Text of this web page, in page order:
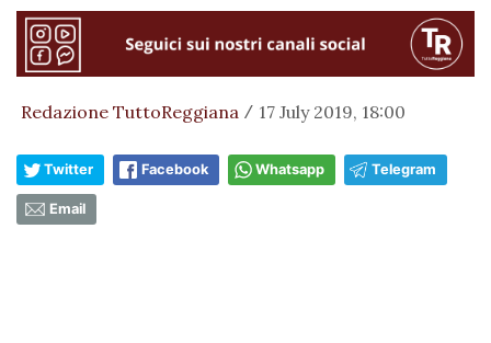
Redazione TuttoReggiana / 17 July 2019, 18:00
Twitter Facebook Whatsapp Telegram
Email